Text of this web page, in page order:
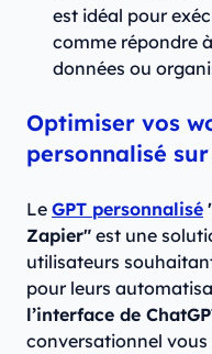
est idéal pour
comme répondre
données ou
Optimiser vos
personnalisé
Le GPT personnalisé
Zapier" est une
utilisateurs
pour leurs
l’interface de
conversationnel